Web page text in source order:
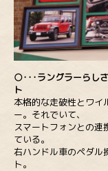
○･･･ラングラーらし
ト
本格的な走破性とワイ
ー。それでいて、
スマートフォンとの
ている。
右ハンドル車のペダル
ト。